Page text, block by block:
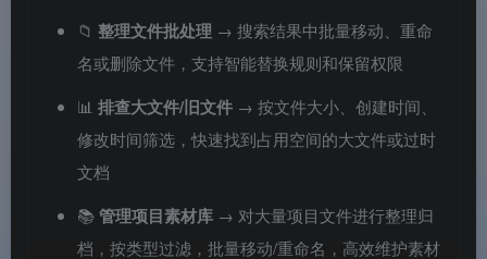
📁 整理文件批处理 → 搜索结果中批量移动、重命
名或删除文件，支持智能替换规则和保留权限
📊 排查大文件/旧文件 → 按文件大小、创建时间、
修改时间筛选，快速找到占用空间的大文件或过时
文档
📚管理项目素材库 → 对大量项目文件进行整理归
档，按类型过滤，批量移动/重命名，高效维护素材